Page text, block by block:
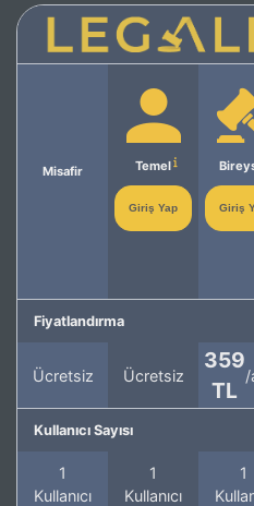
Misafir Temel
Giriş Yap Giriş
Fiyatlandırma
Ücretsiz Ücretsiz
359
TL
/
Kullanıcı Sayısı
1
Kullanıcı
1
Kullanıcı
1